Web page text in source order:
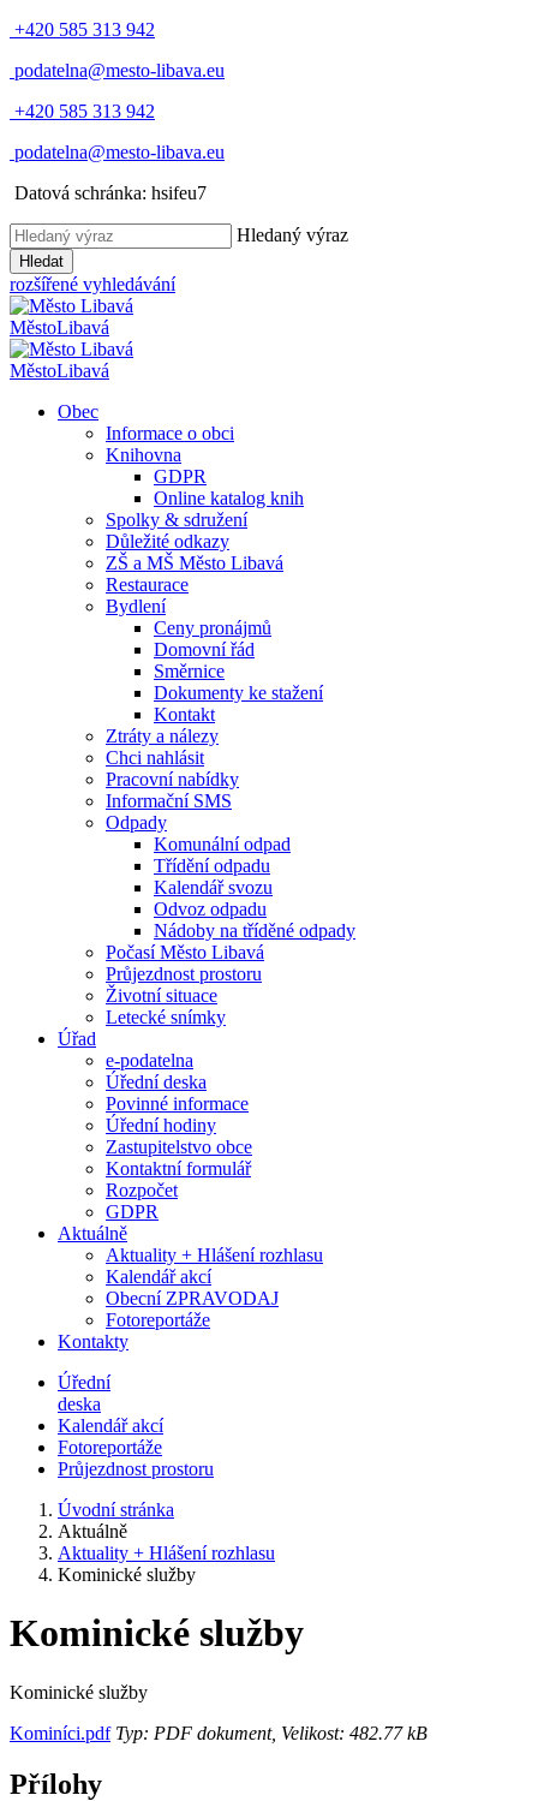
+420 585 313 942
podatelna@mesto-libava.eu
+420 585 313 942
podatelna@mesto-libava.eu
Datová schránka: hsifeu7
Hledaný výraz
Hledat
rozšířené vyhledávání
MěstoLibavá
MěstoLibavá
Obec
Informace o obci
Knihovna
GDPR
Online katalog knih
Spolky & sdružení
Důležité odkazy
ZŠ a MŠ Město Libavá
Restaurace
Bydlení
Ceny pronájmů
Domovní řád
Směrnice
Dokumenty ke stažení
Kontakt
Ztráty a nálezy
Chci nahlásit
Pracovní nabídky
Informační SMS
Odpady
Komunální odpad
Třídění odpadu
Kalendář svozu
Odvoz odpadu
Nádoby na tříděné odpady
Počasí Město Libavá
Průjezdnost prostoru
Životní situace
Letecké snímky
Úřad
e-podatelna
Úřední deska
Povinné informace
Úřední hodiny
Zastupitelstvo obce
Kontaktní formulář
Rozpočet
GDPR
Aktuálně
Aktuality + Hlášení rozhlasu
Kalendář akcí
Obecní ZPRAVODAJ
Fotoreportáže
Kontakty
Úřední
deska
Kalendář akcí
Fotoreportáže
Průjezdnost prostoru
Úvodní stránka
Aktuálně
Aktuality + Hlášení rozhlasu
Kominické služby
Kominické služby
Kominické služby
Kominíci.pdfTyp: PDF dokument, Velikost: 482.77 kB
Přílohy